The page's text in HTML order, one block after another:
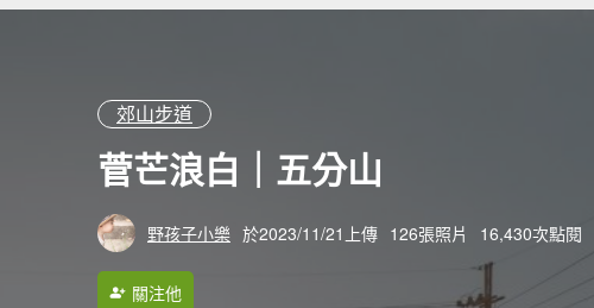
郊山步道
菅芒浪白｜五分山
野孩子小樂 於2023/11/21上傳 126張照片 16,430次點閱
關注他